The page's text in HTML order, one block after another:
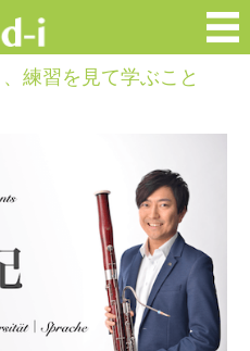
練習を見て学ぶこと